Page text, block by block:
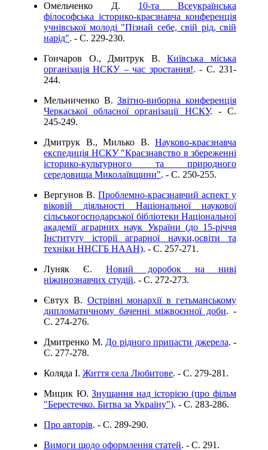
Омельченко Д. 10-та Всеукраїнська
філософська історико-краєзнавча конференція
учнівської молоді "Пізнай себе, свій рід, свій
нарід". - C. 229-230.
Гончаров О., Дмитрук В.Київська міська
організація НСКУ – час зростання!. - C. 231-
244.
Мельниченко В.Звітно-виборна конференція
Черкаської обласної організації НСКУ. - C.
245-249.
Дмитрук В., Милько В. Науково-краєзнавча
експедиція НСКУ "Краєзнавство в збереженні
історико-культурного та природного
середовища Миколаївщини". - C. 250-255.
Вергунов В. Проблемно-краєзнавчий аспект у
віковій діяльності Національної наукової
сільськогосподарської бібліотеки Національної
академії аграрних наук України (до 15-річчя
Інституту історії аграрної науки,освіти та
техніки ННСГБ НААН). - C. 257-271.
Луняк Є.Новий доробок на ниві
ніжинознавчих студій. - C. 272-273.
Євтух В. Острівні монархії в гетьманському
дипломатичному баченні міжвоєнної доби. -
C. 274-276.
Дмитренко М. До рідного припасти джерела. -
C. 277-278.
Коляда І. Життя села Любитове. - C. 279-281.
Мицик Ю.Знущання над історією (про фільм
"Берестечко. Битва за Україну"). - C. 283-286.
Про авторів. - C. 289-290.
Вимоги щодо оформлення статей. - C. 291.